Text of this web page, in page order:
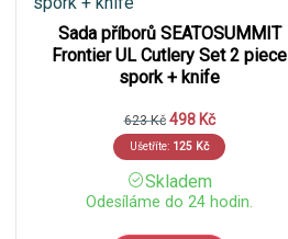
Sada příborů SEATOSUMMIT
Frontier UL Cutlery Set 2 piece
spork + knife
623Kč 498 Kč
Ušetříte: 125 Kč
Skladem
Odesíláme do 24 hodin.